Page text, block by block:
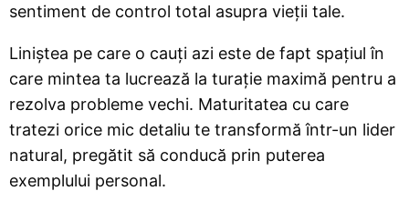
sentiment de control total asupra vieții tale.
Liniștea pe care o cauți azi este de fapt spațiul în
care mintea ta lucrează la turație maximă pentru a
rezolva probleme vechi. Maturitatea cu care
tratezi orice mic detaliu te transformă într-un lider
natural, pregătit să conducă prin puterea
exemplului personal.